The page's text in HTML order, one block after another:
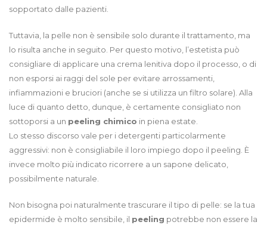
sopportato dalle pazienti.
Tuttavia, la pelle non è sensibile solo durante il trattamento, ma
lo risulta anche in seguito. Per questo motivo, l’estetista può
consigliare di applicare una crema lenitiva dopo il processo, o di
non esporsi ai raggi del sole per evitare arrossamenti,
infiammazioni e bruciori (anche se si utilizza un filtro solare). Alla
luce di quanto detto, dunque, è certamente consigliato non
sottoporsi a un peeling chimico in piena estate.
Lo stesso discorso vale per i detergenti particolarmente
aggressivi: non è consigliabile il loro impiego dopo il peeling. È
invece molto più indicato ricorrere a un sapone delicato,
possibilmente naturale.
Non bisogna poi naturalmente trascurare il tipo di pelle: se la tua
epidermide è molto sensibile, il peeling potrebbe non essere la